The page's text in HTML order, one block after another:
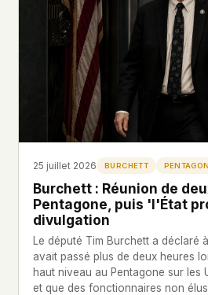
25 juillet 2026 BURCHETT PENTAGON
Burchett : Réunion de
Pentagone, puis 'l'État
divulgation
Le député Tim Burchett a déclaré
avait passé plus de deux heures
haut niveau au Pentagone sur les
et que des fonctionnaires non